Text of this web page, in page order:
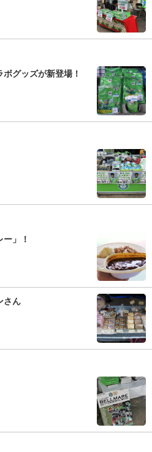
グッズが新登場！
」！
さん